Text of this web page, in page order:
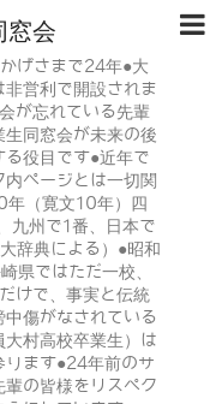
窓会
げさまで24年●大
営利で開設されま
が忘れている先輩
同窓会が未来の後
役目です●近年で
ページとは一切関
年（寛文10年）四
九州で1番、日本で
辞典による）●昭和
県ではただ一校、
けで、事実と伝統
傷がなされている
村高校卒業生）は
ります●24年前のサ
の皆様をリスペク